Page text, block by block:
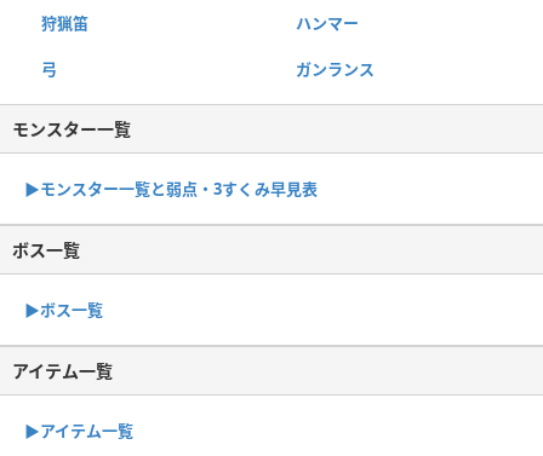
狩猟笛 ハンマー
弓 ガンランス
モンスター一覧
▶︎モンスター一覧と弱点・3すくみ早見表
ボス一覧
▶︎ボス一覧
アイテム一覧
▶アイテム一覧